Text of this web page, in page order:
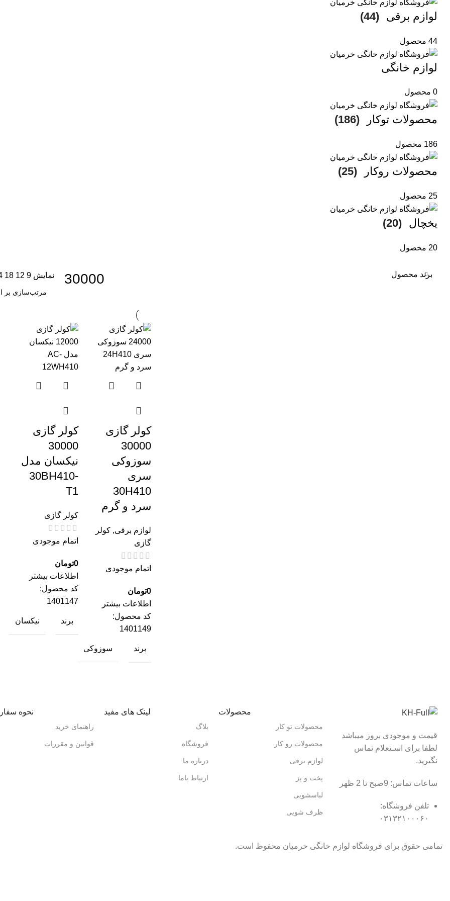
لوازم برقی (44)
44 محصول
لوازم خانگی
0 محصول
محصولات توکار (186)
186 محصول
محصولات روکار (25)
25 محصول
یخچال (20)
20 محصول
برند محصول 30000 نمایش9
12
18
کولر گازی
30000
سوزوکی
سری
30H410
سرد و گرم
لوازم برقی, کولر
گازی
اتمام موجودی
0تومان
اطلاعات بیشتر
کد محصول:
1401149
برند سوزوکی
کولر گازی
30000
نیکسان مدل
30BH410-
T1
کولر گازی
اتمام موجودی
0تومان
اطلاعات بیشتر
کد محصول:
1401147
برند نیکسان
قیمت و موجودی بروز میباشد
لطفا برای اسـتعلام تماس
نگیرید.
ساعات تماس: 9صبح تا 2 ظهر
تلفن فروشگاه:
۰۳۱۳۲۱۰۰۰۶۰
محصولات
محصولات تو کار
محصولات رو کار
لوازم برقی
پخت و پز
لباسشویی
ظرف شویی
لینک های مفید
بلاگ
فروشگاه
درباره ما
ارتباط باما
نحوه
راهنمای خرید
قوانین و مقررات
تمامی حقوق برای فروشگاه لوازم خانگی خرمیان محفوظ است.